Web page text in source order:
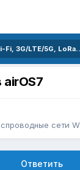
3G/LTE/5G,
сети
Ответить